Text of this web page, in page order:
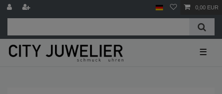
0,00 EUR
☰